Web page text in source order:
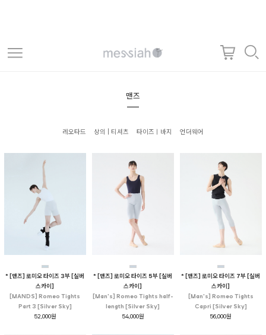
맨즈
레오타드 상의 | 티셔츠 타이즈ㅣ바지 언더웨어
* [맨즈] 로미오 타이즈 3부 [실버
스카이]
[MANDS] Romeo Tights
Part 3 [Silver Sky]
52,000원
* [맨즈] 로미오 타이즈 5부 [실버
스카이]
[Man's] Romeo Tights half-
length [Silver Sky]
54,000원
* [맨즈] 로미오 타이즈 7부 [실버
스카이]
[Man's] Romeo Tights
Capri [Silver Sky]
56,000원